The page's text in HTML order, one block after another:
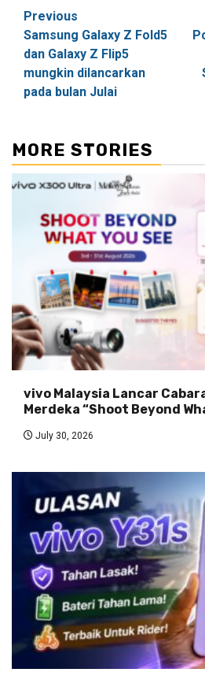
Post
navigation
Previous
Samsung Galaxy Z Fold5
dan Galaxy Z Flip5
mungkin dilancarkan
pada bulan Julai
MORE STORIES
vivo Malaysia Lancar
Merdeka “Shoot Beyond
July 30, 2026